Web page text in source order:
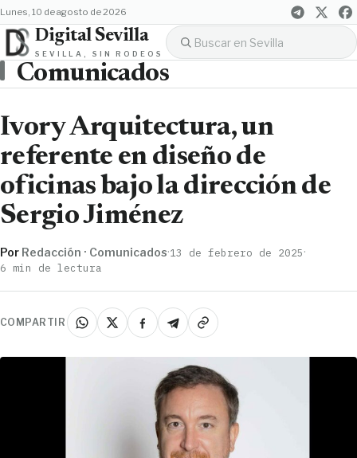
lunes, 10 de agosto de 2026
Digital Sevilla
SEVILLA, SIN RODEOS
Comunicados
Ivory Arquitectura, un
referente en diseño de
oficinas bajo la dirección de
Sergio Jiménez
Por Redacción · Comunicados·13 de febrero de 2025·
6 min de lectura
COMPARTIR